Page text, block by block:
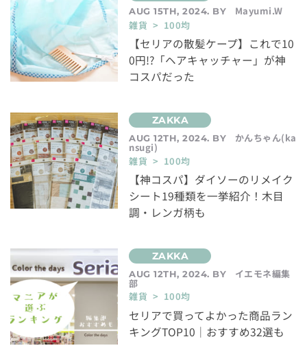
AUG 15TH, 2024. BY
Mayumi.W
雑貨 > 100均
【セリアの散髪ケープ】これで10
0円!?「ヘアキャッチャー」が神
コスパだった
AUG 12TH, 2024. BY かんちゃん(ka
nsugi)
雑貨 > 100均
【神コスパ】ダイソーのリメイク
シート19種類を一挙紹介！木目
調・レンガ柄も
AUG 12TH, 2024. BY イエモネ編集
部
雑貨 > 100均
セリアで買ってよかった商品ラン
キングTOP10｜おすすめ32選も